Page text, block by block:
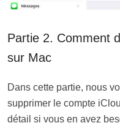
Partie 2. Comment
sur Mac
Dans cette partie, nous
supprimer le compte
détail si vous en avez